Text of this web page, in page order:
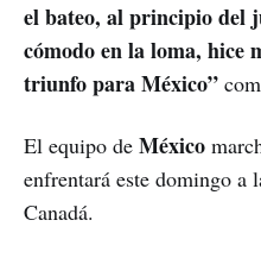
el bateo, al principio del
cómodo en la loma, hice
triunfo para México”
El equipo de México
enfrentará este domingo a
Canadá.